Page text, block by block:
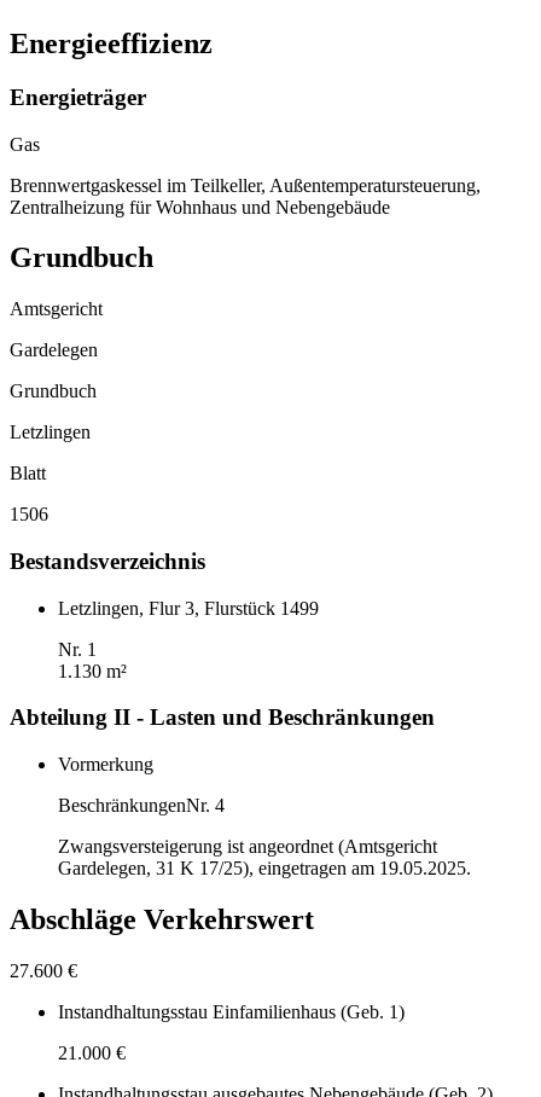
Energieeffizienz
Energieträger
Gas
Brennwertgaskessel im Teilkeller, Außentemperatursteuerung,
Zentralheizung für Wohnhaus und Nebengebäude
Grundbuch
Amtsgericht
Gardelegen
Grundbuch
Letzlingen
Blatt
1506
Bestandsverzeichnis
Letzlingen, Flur 3, Flurstück 1499
Nr. 1
1.130 m²
Abteilung II - Lasten und Beschränkungen
Vormerkung
BeschränkungenNr. 4
Zwangsversteigerung ist angeordnet (Amtsgericht
Gardelegen, 31 K 17/25), eingetragen am 19.05.2025.
Abschläge Verkehrswert
27.600 €
Instandhaltungsstau Einfamilienhaus (Geb. 1)
21.000 €